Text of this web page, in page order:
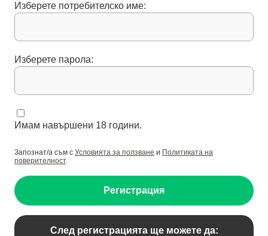
Изберете потребителско име:
Изберете парола:
Имам навършени 18 години.
Запознат/а съм с Условията за ползване и Политиката на
поверителност.
Регистрация
След регистрацията ще можете да: